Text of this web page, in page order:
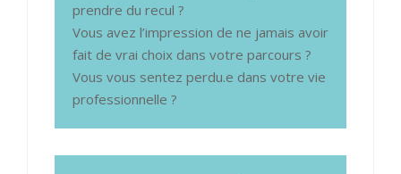
prendre du recul ?
Vous avez l’impression de ne jamais avoir
fait de vrai choix dans votre parcours ?
Vous vous sentez perdu.e dans votre vie
professionnelle ?